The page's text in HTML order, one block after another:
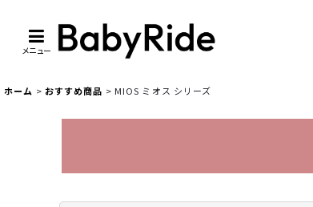
メニュー
ホーム > おすすめ商品 > MIOS ミオス シリーズ